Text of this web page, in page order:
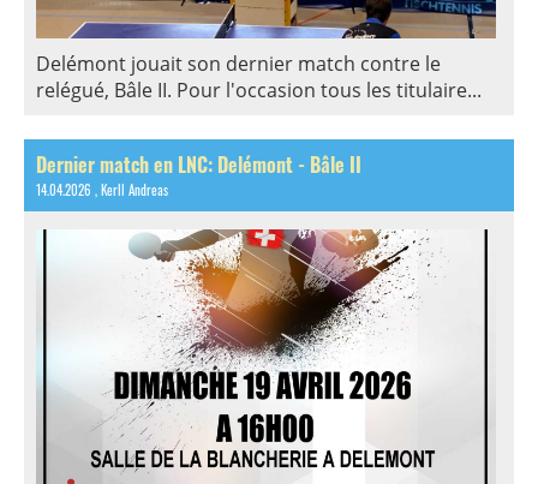
Delémont jouait son dernier match contre le
relégué, Bâle II. Pour l'occasion tous les titulaire...
Dernier match en LNC: Delémont - Bâle II
14.04.2026 , Kerll Andreas